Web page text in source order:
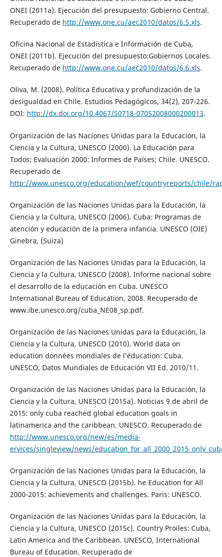
ONEI (2011a). Ejecución del presupuesto: Gobierno Central.
Recuperado de http://www.one.cu/aec2010/datos/6.5.xls.
Oficina Nacional de Estadística e Información de Cuba,
ONEI (2011b). Ejecución del presupuesto:Gobiernos Locales.
Recuperado de http://www.one.cu/aec2010/datos/6.6.xls.
Oliva, M. (2008). Política Educativa y profundización de la
desigualdad en Chile. Estudios Pedagógicos, 34(2), 207-226.
DOI: http://dx.doi.org/10.4067/S0718-07052008000200013.
Organización de las Naciones Unidas para la Educación, la
Ciencia y la Cultura, UNESCO (2000). La Educación para
Todos; Evaluación 2000: Informes de Países; Chile. UNESCO.
Recuperado de
http://www.unesco.org/education/wef/countryreports/chile/
Organización de las Naciones Unidas para la Educación, la
Ciencia y la Cultura, UNESCO (2006). Cuba: Programas de
atención y educación de la primera infancia. UNESCO (OIE)
Ginebra, (Suiza)
Organización de las Naciones Unidas para la Educación, la
Ciencia y la Cultura, UNESCO (2008). Informe nacional sobre
el desarrollo de la educación en Cuba. UNESCO
International Bureau of Education, 2008. Recuperado de
www.ibe.unesco.org/cuba_NE08_sp.pdf.
Organización de las Naciones Unidas para la Educación, la
Ciencia y la Cultura, UNESCO (2010). World data on
education données mondiales de l’éducation: Cuba.
UNESCO, Datos Mundiales de Educación VII Ed. 2010/11.
Organización de las Naciones Unidas para la Educación, la
Ciencia y la Cultura, UNESCO (2015a). Noticias 9 de abril de
2015: only cuba reached global education goals in
latinamerica and the caribbean. UNESCO. Recuperado de
http://www.unesco.org/new/es/media-
ervices/singleview/news/
Organización de las Naciones Unidas para la Educación, la
Ciencia y la Cultura, UNESCO (2015b). he Education for All
2000-2015: achievements and challenges. Paris: UNESCO.
Organización de las Naciones Unidas para la Educación, la
Ciencia y la Cultura, UNESCO (2015c). Country Proiles: Cuba,
Latin America and the Caribbean. UNESCO, International
Bureau of Education. Recuperado de